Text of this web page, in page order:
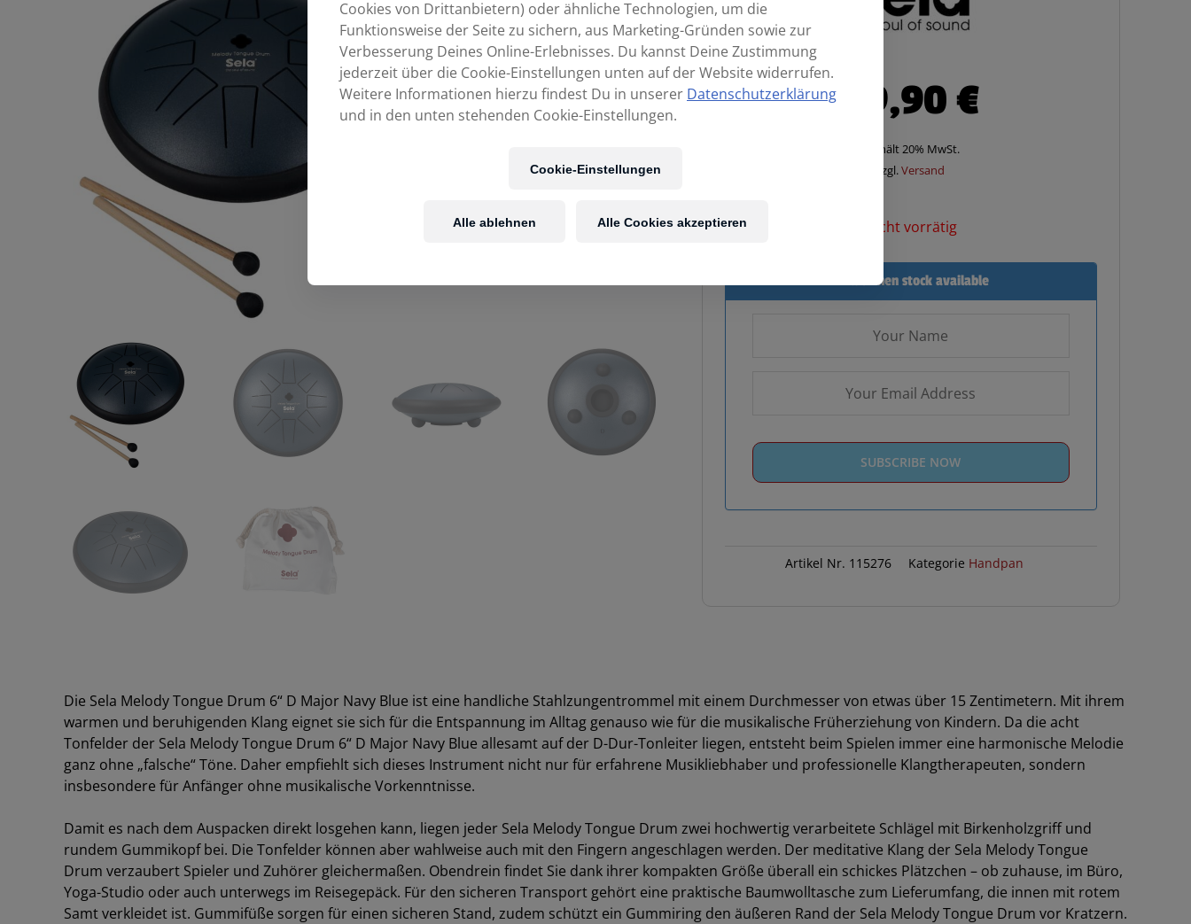
49,90 €
Enthält 20% MwSt.
zzgl.Versand
Nicht vorrätig
Email when stock available
Artikel Nr. 115276 Kategorie Handpan
Die Sela Melody Tongue Drum 6“ D Major Navy Blue ist eine handliche Stahlzungentrommel mit einem Durchmesser von etwas über 15 Zentimetern. Mit ihrem
warmen und beruhigenden Klang eignet sie sich für die Entspannung im Alltag genauso wie für die musikalische Früherziehung von Kindern. Da die acht
Tonfelder der Sela Melody Tongue Drum 6“ D Major Navy Blue allesamt auf der D-Dur-Tonleiter liegen, entsteht beim Spielen immer eine harmonische Melodie
ganz ohne „falsche“ Töne. Daher empfiehlt sich dieses Instrument nicht nur für erfahrene Musikliebhaber und professionelle Klangtherapeuten, sondern
insbesondere für Anfänger ohne musikalische Vorkenntnisse.
Damit es nach dem Auspacken direkt losgehen kann, liegen jeder Sela Melody Tongue Drum zwei hochwertig verarbeitete Schlägel mit Birkenholzgriff und
rundem Gummikopf bei. Die Tonfelder können aber wahlweise auch mit den Fingern angeschlagen werden. Der meditative Klang der Sela Melody Tongue
Drum verzaubert Spieler und Zuhörer gleichermaßen. Obendrein findet Sie dank ihrer kompakten Größe überall ein schickes Plätzchen – ob zuhause, im Büro,
Yoga-Studio oder auch unterwegs im Reisegepäck. Für den sicheren Transport gehört eine praktische Baumwolltasche zum Lieferumfang, die innen mit rotem
Samt verkleidet ist. Gummifüße sorgen für einen sicheren Stand, zudem schützt ein Gummiring den äußeren Rand der Sela Melody Tongue Drum vor Kratzern.
Cookies von Drittanbietern) oder ähnliche Technologien, um die
Funktionsweise der Seite zu sichern, aus Marketing-Gründen sowie zur
Verbesserung Deines Online-Erlebnisses. Du kannst Deine Zustimmung
jederzeit über die Cookie-Einstellungen unten auf der Website widerrufen.
Weitere Informationen hierzu findest Du in unserer Datenschutzerklärung
und in den unten stehenden Cookie-Einstellungen.
Cookie-Einstellungen
Alle ablehnen Alle Cookies akzeptieren